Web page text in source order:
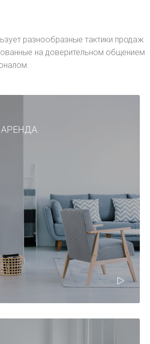
разнообразные тактики продаж
на доверительном общением